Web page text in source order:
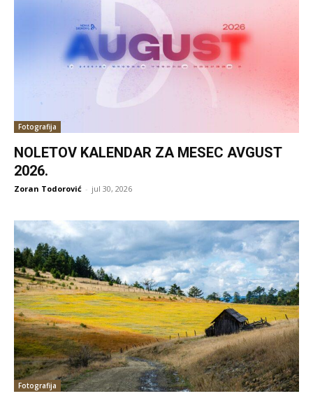
Fotografija
NOLETOV KALENDAR ZA MESEC AVGUST
2026.
Zoran Todorović - jul 30, 2026
Fotografija